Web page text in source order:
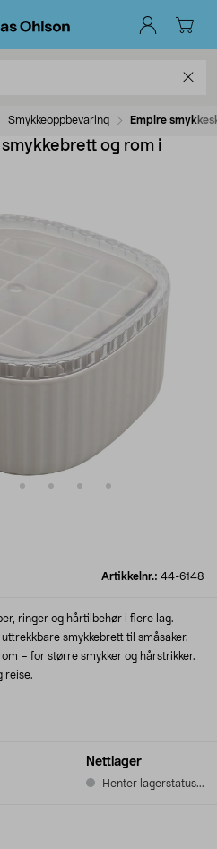
Smykkeoppbevaring Empire
og rom i
Artikkelnr.: 44-6148
Nettlager
Henter lagerstatus...
ringer og hårtilbehør i flere lag.
smykkebrett til småsaker.
– for større smykker og hårstrikker.
reise.